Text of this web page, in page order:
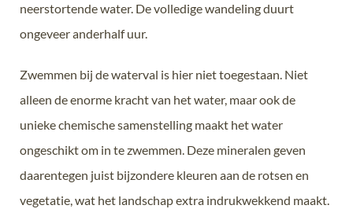
neerstortende water. De volledige wandeling duurt
ongeveer anderhalf uur.
Zwemmen bij de waterval is hier niet toegestaan. Niet
alleen de enorme kracht van het water, maar ook de
unieke chemische samenstelling maakt het water
ongeschikt om in te zwemmen. Deze mineralen geven
daarentegen juist bijzondere kleuren aan de rotsen en
vegetatie, wat het landschap extra indrukwekkend maakt.